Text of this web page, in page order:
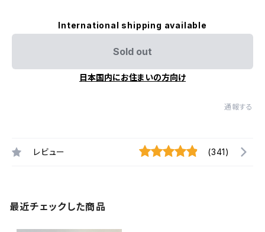
International shipping available
Sold out
日本国内にお住まいの方向け
通報する
レビュー (341)
最近チェックした商品